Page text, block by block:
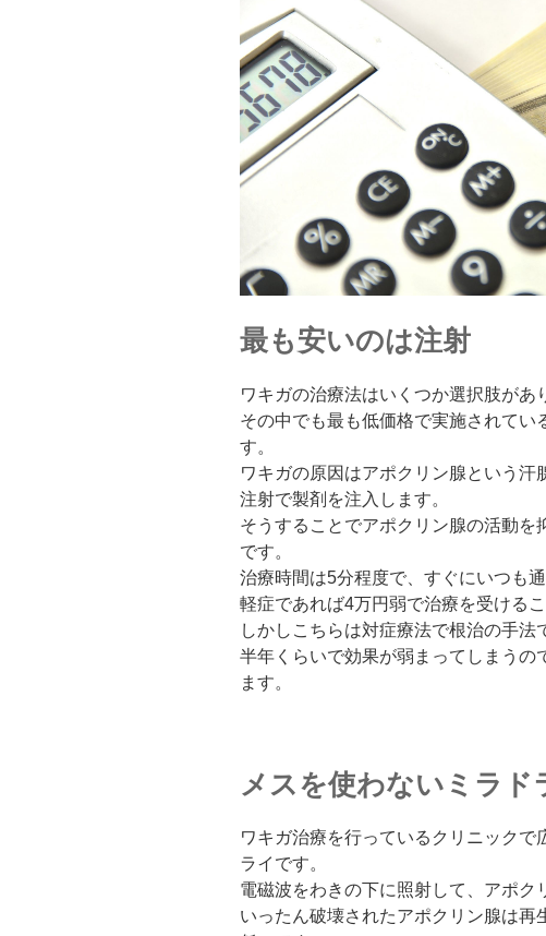
最も安いのは注射
ワキガの治療法はいくつか選択肢があ
その中でも最も低価格で実施されてい
す。
ワキガの原因はアポクリン腺という汗
注射で製剤を注入します。
そうすることでアポクリン腺の活動を
です。
治療時間は5分程度で、すぐにいつも
軽症であれば4万円弱で治療を受けるこ
しかしこちらは対症療法で根治の手法
半年くらいで効果が弱まってしまうの
ます。
メスを使わないミラド
ワキガ治療を行っているクリニックで
ライです。
電磁波をわきの下に照射して、アポク
いったん破壊されたアポクリン腺は再